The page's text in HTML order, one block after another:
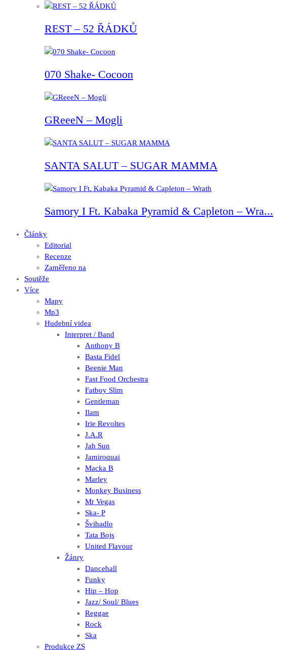
REST – 52 ŘÁDKŮ
070 Shake- Cocoon
GReeeN – Mogli
SANTA SALUT – SUGAR MAMMA
Samory I Ft. Kabaka Pyramid & Capleton – Wra...
Články
Editorial
Recenze
Zaměřeno na
Soutěže
Více
Mapy
Mp3
Hudební videa
Interpret / Band
Anthony B
Basta Fidel
Beenie Man
Fast Food Orchestra
Fatboy Slim
Gentleman
Ilam
Irie Revoltes
J.A.R
Jah Sun
Jamiroquai
Macka B
Marley
Monkey Business
Mr Vegas
Ska- P
Švihadlo
Tata Bojs
United Flavour
Žánry
Dancehall
Funky
Hip – Hop
Jazz/ Soul/ Blues
Reggae
Rock
Ska
Produkce ZS